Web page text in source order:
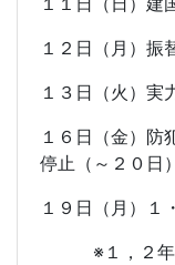
１２日（月）振
１３日（火）実
１６日（金）防
停止（～２０日）
１９日（月）１
※１，２年の